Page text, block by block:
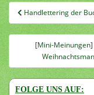
Handlettering der
[Mini-
FOLGE UNS AUF: